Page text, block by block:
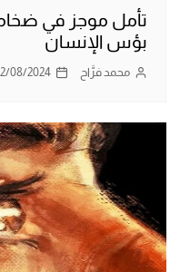
تأمل موجز في
بؤس الإنسان
محمد فرَّاح 08/2024